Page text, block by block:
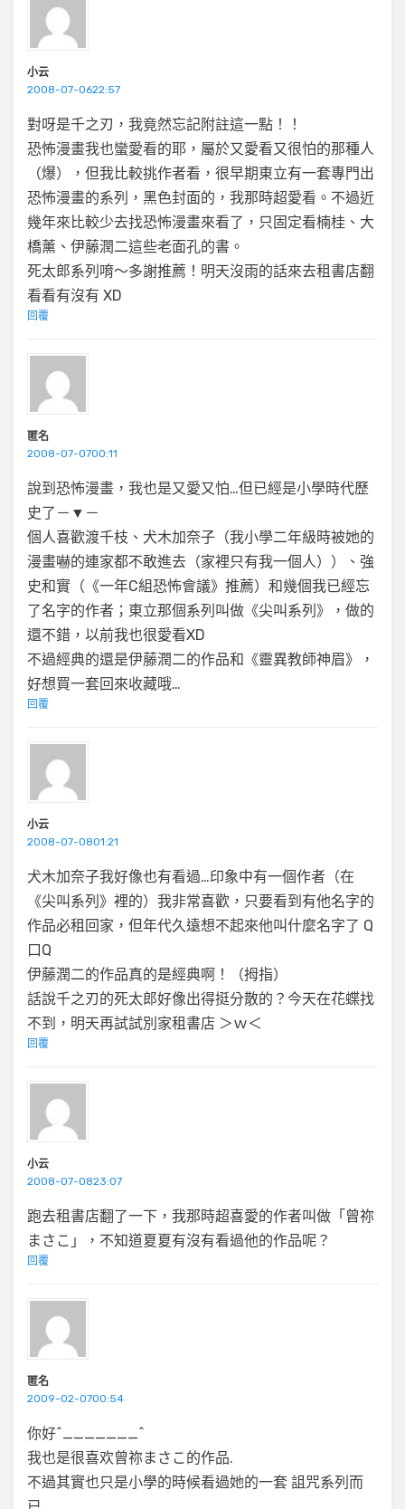
小云
2008-07-0622:57
對呀是千之刃，我竟然忘記附註這一點！！
恐怖漫畫我也蠻愛看的耶，屬於又愛看又很怕的那種人
（爆），但我比較挑作者看，很早期東立有一套專門出
恐怖漫畫的系列，黑色封面的，我那時超愛看。不過近
幾年來比較少去找恐怖漫畫來看了，只固定看楠桂、大
橋薰、伊藤潤二這些老面孔的書。
死太郎系列唷～多謝推薦！明天沒雨的話來去租書店翻
看看有沒有 XD
回覆
匿名
2008-07-0700:11
說到恐怖漫畫，我也是又愛又怕…但已經是小學時代歷
史了－▼－
個人喜歡渡千枝、犬木加奈子（我小學二年級時被她的
漫畫嚇的連家都不敢進去（家裡只有我一個人））、強
史和實（《一年C組恐怖會議》推薦）和幾個我已經忘
了名字的作者；東立那個系列叫做《尖叫系列》，做的
還不錯，以前我也很愛看XD
不過經典的還是伊藤潤二的作品和《靈異教師神眉》，
好想買一套回來收藏哦…
回覆
小云
2008-07-0801:21
犬木加奈子我好像也有看過…印象中有一個作者（在
《尖叫系列》裡的）我非常喜歡，只要看到有他名字的
作品必租回家，但年代久遠想不起來他叫什麼名字了 Q
口Q
伊藤潤二的作品真的是經典啊！（拇指）
話說千之刃的死太郎好像出得挺分散的？今天在花蝶找
不到，明天再試試別家租書店 ＞ｗ＜
回覆
小云
2008-07-0823:07
跑去租書店翻了一下，我那時超喜愛的作者叫做「曾祢
まさこ」，不知道夏夏有沒有看過他的作品呢？
回覆
匿名
2009-02-0700:54
你好^_______^
我也是很喜欢曾祢まさこ的作品.
不過其實也只是小學的時候看過她的一套 詛咒系列而